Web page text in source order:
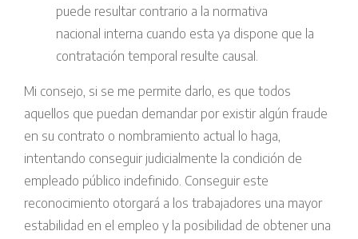
puede resultar contrario a la normativa
nacional interna cuando esta ya dispone que la
contratación temporal resulte causal.
Mi consejo, si se me permite darlo, es que todos
aquellos que puedan demandar por existir algún fraude
en su contrato o nombramiento actual lo haga,
intentando conseguir judicialmente la condición de
empleado público indefinido. Conseguir este
reconocimiento otorgará a los trabajadores una mayor
estabilidad en el empleo y la posibilidad de obtener una